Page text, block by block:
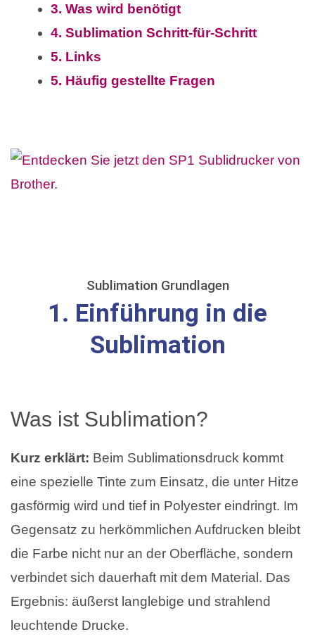
3. Was wird benötigt
4. Sublimation Schritt-für-Schritt
5. Links
5. Häufig gestellte Fragen
Sublimation Grundlagen
1. Einführung in die
Sublimation
Was ist Sublimation?
Kurz erklärt: Beim Sublimationsdruck kommt
eine spezielle Tinte zum Einsatz, die unter Hitze
gasförmig wird und tief in Polyester eindringt. Im
Gegensatz zu herkömmlichen Aufdrucken bleibt
die Farbe nicht nur an der Oberfläche, sondern
verbindet sich dauerhaft mit dem Material. Das
Ergebnis: äußerst langlebige und strahlend
leuchtende Drucke.